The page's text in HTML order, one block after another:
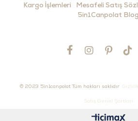
Kargo İşlemleri
Mesafeli Satış
5in1Canpolat Blog
© 2023 5in1canpolat Tüm hakları saklıdır
Satış Genel Şartları